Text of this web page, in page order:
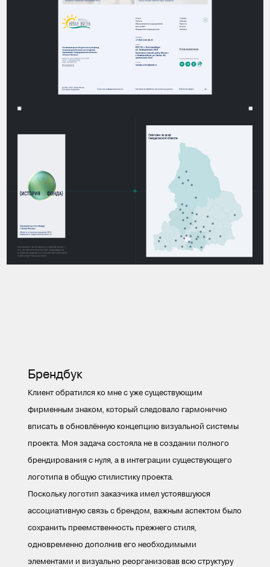
Брендбук
Клиент обратился ко мне с уже существующим
фирменным знаком, который следовало гармонично
вписать в обновлённую концепцию визуальной системы
проекта. Моя задача состояла не в создании полного
брендирования с нуля, а в интеграции существующего
логотипа в общую стилистику проекта.
Поскольку логотип заказчика имел устоявшуюся
ассоциативную связь с брендом, важным аспектом было
сохранить преемственность прежнего стиля,
одновременно дополнив его необходимыми
элементами и визуально реорганизовав всю структуру